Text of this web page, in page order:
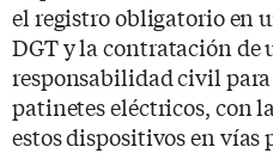
el registro obligatorio en
DGT y la contratación de
responsabilidad civil
patinetes eléctricos, con
estos dispositivos en vías